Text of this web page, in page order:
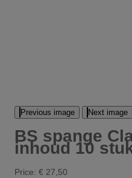
Previous image Next image
BS spange
inhoud 10
Price: € 27,50